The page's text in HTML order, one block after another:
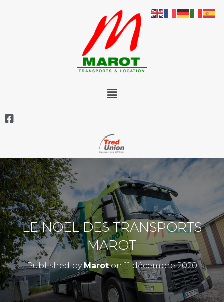
LE NOEL DES TRANSPORTS
MAROT
Published byMaroton11 décembre 2020